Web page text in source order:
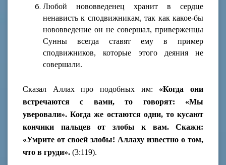
Любой нововведенец хранит в сердце
ненависть к сподвижникам, так как какое-бы
нововведение он не совершал, приверженцы
Сунны всегда ставят ему в пример
сподвижников, которые этого деяния не
совершали.
Сказал Аллах про подобных им: «Когда они
встречаются с вами, то говорят: «Мы
уверовали». Когда же остаются одни, то кусают
кончики пальцев от злобы к вам. Скажи:
«Умрите от своей злобы! Аллаху известно о том,
что в груди». (3:119).